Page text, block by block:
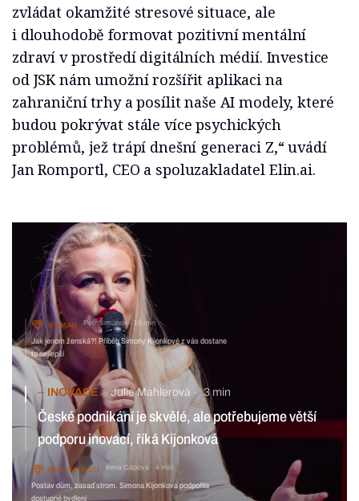
zvládat okamžité stresové situace, ale
i dlouhodobě formovat pozitivní mentální
zdraví v prostředí digitálních médií. Investice
od JSK nám umožní rozšířit aplikaci na
zahraniční trhy a posílit naše AI modely, které
budou pokrývat stále více psychických
problémů, jež trápí dnešní generaci Z,“ uvádí
Jan Romportl, CEO a spoluzakladatel Elin.ai.
WOMAN Petr Šimůnek 15 min
Jak jenom ženská?! Příběh Simony Kijonkové z vás dostane
to nejlepší
INOVACE Julie Mahlerová 3 min
České podnikání je skvělé, ale potřebujeme větší
podporu inovací, říká Kijonková
NEMOVITOSTI Irena Cápová 4 min
Postav dům, zasaď strom. Simona Kijonková podpořila
dostupné bydlení